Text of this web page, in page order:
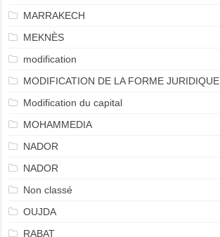
MARRAKECH
MEKNÈS
modification
MODIFICATION DE LA FORME JURIDIQUE
Modification du capital
MOHAMMEDIA
NADOR
NADOR
Non classé
OUJDA
RABAT